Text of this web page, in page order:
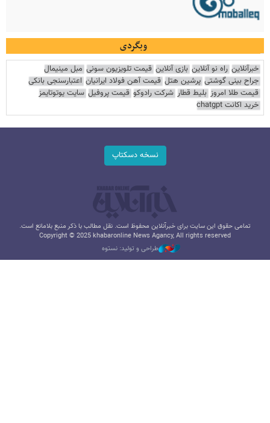
وبگردی
خبرآنلاین راه نو آنلاین بازی آنلاین قیمت تلویزیون سونی مبل مینیمال
جراح بینی گوشتی پرشین هتل قیمت آهن فولاد ایرانیان اعتبارسنجی بانکی
قیمت طلا امروز بلیط قطار شرکت رادوکو قیمت پروفیل سایت یوتوتایمز
خرید اکانت chatgpt
نسخه دسکتاپ
تمامی حقوق این سایت برای خبرآنلاین محفوظ است. نقل مطالب با ذکر منبع بلامانع است.
Copyright © 2025 khabaronline News Agancy, All rights reserved
طراحی و تولید: نستوه